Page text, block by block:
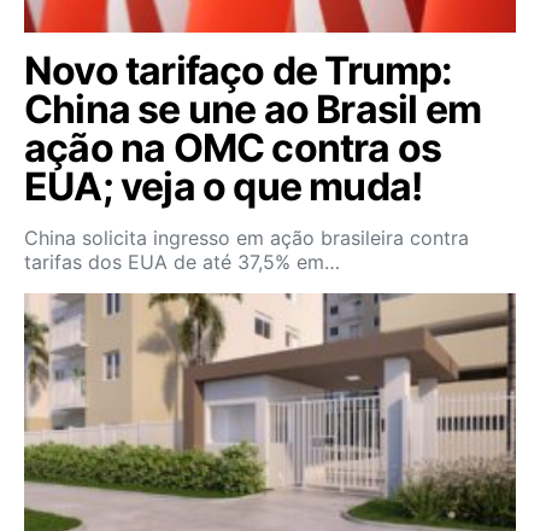
Novo tarifaço de Trump:
China se une ao Brasil em
ação na OMC contra os
EUA; veja o que muda!
China solicita ingresso em ação brasileira contra
tarifas dos EUA de até 37,5% em…